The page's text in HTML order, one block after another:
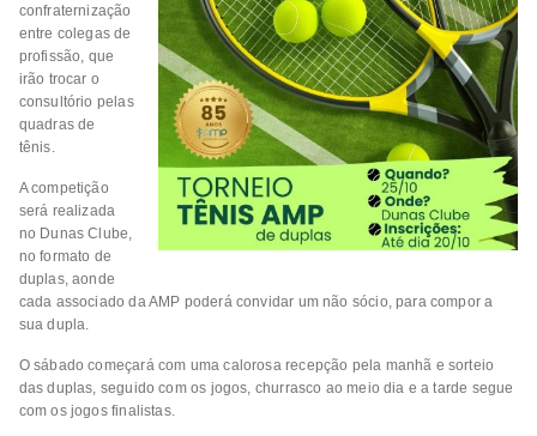
confraternização
entre colegas de
profissão, que
irão trocar o
consultório pelas
quadras de
tênis.
A competição
será realizada
no Dunas Clube,
no formato de
duplas, aonde
cada associado da AMP poderá convidar um não sócio, para compor a
sua dupla.
O sábado começará com uma calorosa recepção pela manhã e sorteio
das duplas, seguido com os jogos, churrasco ao meio dia e a tarde segue
com os jogos finalistas.